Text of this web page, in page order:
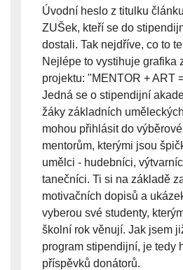
Úvodní heslo z titulku
ZUŠek, kteří se do
dostali. Tak nejdříve, co to
Nejlépe to vystihuje grafika
projektu: "MENTOR + ART
Jedná se o stipendijní
žáky základních
mohou přihlásit do
mentorům, kterými jsou
umělci - hudebníci,
tanečníci. Ti si na základě
motivačních dopisů a
vyberou své studenty,
školní rok věnují. Jak jsem
program stipendijní, je tedy
příspěvků donátorů.